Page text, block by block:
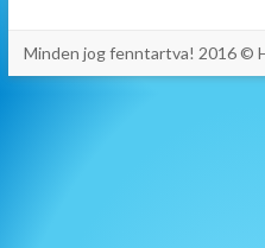
Minden jog fenntartva! 2016 ©